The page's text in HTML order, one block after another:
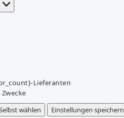
Lieferanten
wählen Einstellungen speichern